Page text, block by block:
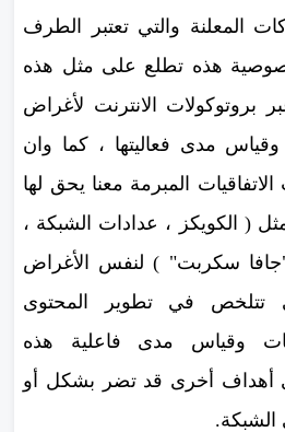
المعلنة والتي تعتبر الطرف
هذه تطلع على مثل هذه
بروتوكولات الانترنت لأغراض
وقياس مدى فعاليتها ، كما وان
المبرمة معنا يحق لها
( الكويكز ، عدادات الشبكة ،
سكربت" ) لنفس الأغراض
تتلخص في تطوير المحتوى
وقياس مدى فاعلية هذه
أهداف أخرى قد تضر بشكل أو
الشبكة.